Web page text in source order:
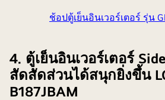
ช้อปตู้เย็นอินเวอร์เตอร์ รุ่น
4. ตู้เย็นอินเวอร์เตอร์
สัดสัดส่วนได้สนุกยิ่งขึ้น
B187JBAM